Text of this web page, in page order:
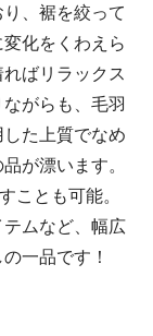
、裾を絞って
化をくわえら
ばリラックス
がらも、毛羽
た上質でなめ
が漂います。
ことも可能。
ムなど、幅広
一品です！